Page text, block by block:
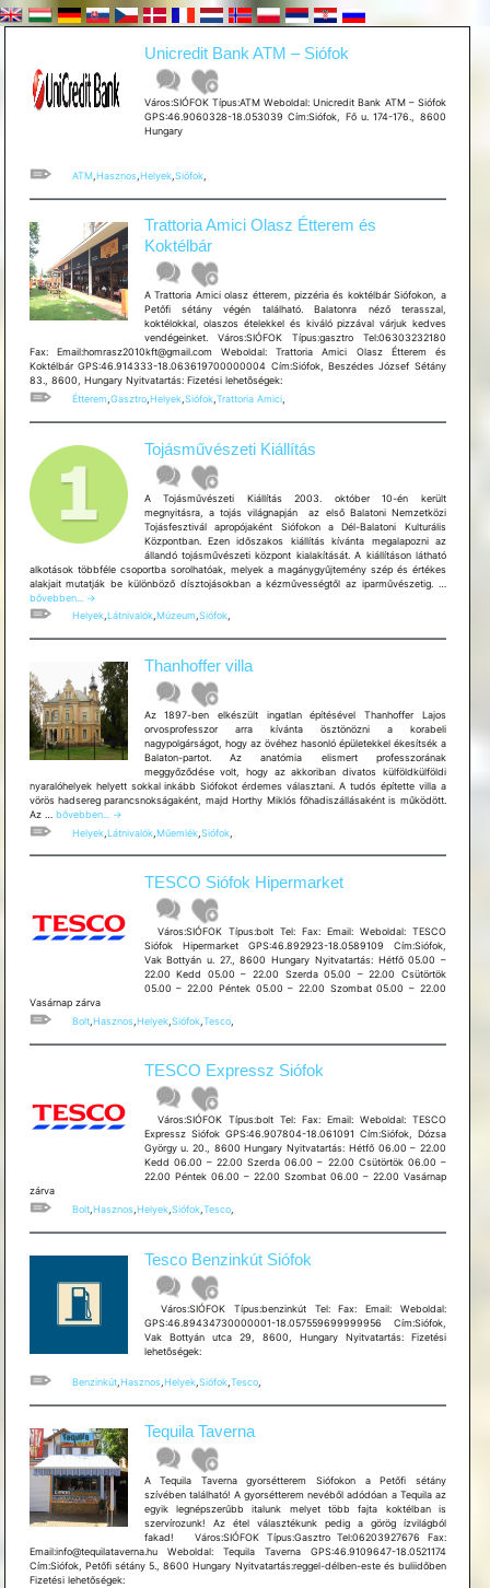
Unicredit Bank ATM – Siófok
Város:SIÓFOK Típus:ATM Weboldal: Unicredit Bank ATM – Siófok
GPS:46.9060328-18.053039 Cím:Siófok, Fő u. 174-176., 8600
Hungary
ATM, Hasznos, Helyek, Siófok,
Trattoria Amici Olasz Étterem és
Koktélbár
A Trattoria Amici olasz étterem, pizzéria és koktélbár Siófokon, a
Petőfi sétány végén található. Balatonra néző terasszal,
koktélokkal, olaszos ételekkel és kiváló pizzával várjuk kedves
vendégeinket. Város:SIÓFOK Típus:gasztro Tel:06303232180
Fax: Email:homrasz2010kft@gmail.com Weboldal: Trattoria Amici Olasz Étterem és
Koktélbár GPS:46.914333-18.063619700000004 Cím:Siófok, Beszédes József Sétány
83., 8600, Hungary Nyitvatartás: Fizetési lehetõségek:
Étterem Gasztro, Helyek, Siófok, Trattoria Amici,
Tojásművészeti Kiállítás
A Tojásművészeti Kiállítás 2003. október 10­-én került
megnyitásra, a tojás világnapján ­ az első Balatoni Nemzetközi
Tojásfesztivál apropójaként Siófokon a Dél-Balatoni Kulturális
Központban. Ezen időszakos kiállítás kívánta megalapozni az
állandó tojásművészeti központ kialakítását. A kiállításon látható
alkotások többféle csoportba sorolhatóak, melyek a magánygyűjtemény szép és értékes
alakjait mutatják be különböző dísztojásokban a kézművességtől az iparművészetig. …
bővebben...
→
Helyek,Látnivalók,Múzeum,Siófok,
Thanhoffer villa
Az 1897-ben elkészült ingatlan építésével Thanhoffer Lajos
orvosprofesszor arra kívánta ösztönözni a korabeli
nagypolgárságot, hogy az övéhez hasonló épületekkel ékesítsék a
Balaton-partot. Az anatómia elismert professzorának
meggyőződése volt, hogy az akkoriban divatos külföldkülföldi
nyaralóhelyek helyett sokkal inkább Siófokot érdemes választani. A tudós építette villa a
vörös hadsereg parancsnokságaként, majd Horthy Miklós főhadiszállásaként is működött.
Az … Thanhoffer
bővebben...
→
Helyek, Látnivalók, Műemlék, Siófok,
TESCO Siófok Hipermarket
Város:SIÓFOK Típus:bolt Tel: Fax: Email: Weboldal: TESCO
Siófok Hipermarket GPS:46.892923-18.0589109 Cím:Siófok,
Vak Bottyán u. 27., 8600 Hungary Nyitvatartás: Hétfő 05.00 –
22.00 Kedd 05.00 – 22.00 Szerda 05.00 – 22.00 Csütörtök
05.00 – 22.00 Péntek 05.00 – 22.00 Szombat 05.00 – 22.00
Vasárnap zárva
Bolt, Hasznos, Helyek, Siófok, Tesco,
TESCO Expressz Siófok
Város:SIÓFOK Típus:bolt Tel: Fax: Email: Weboldal: TESCO
Expressz Siófok GPS:46.907804-18.061091 Cím:Siófok, Dózsa
György u. 20., 8600 Hungary Nyitvatartás: Hétfő 06.00 – 22.00
Kedd 06.00 – 22.00 Szerda 06.00 – 22.00 Csütörtök 06.00 –
22.00 Péntek 06.00 – 22.00 Szombat 06.00 – 22.00 Vasárnap
zárva
Bolt, Hasznos, Helyek, Siófok, Tesco,
Tesco Benzinkút Siófok
Város:SIÓFOK Típus:benzinkút Tel: Fax: Email: Weboldal:
GPS:46.89434730000001-18.057559699999956 Cím:Siófok,
Vak Bottyán utca 29, 8600, Hungary Nyitvatartás: Fizetési
lehetõségek:
Benzinkút, Hasznos, Helyek, Siófok, Tesco,
Tequila Taverna
A Tequila Taverna gyorsétterem Siófokon a Petőfi sétány
szívében található! A gyorsétterem nevéből adódóan a Tequila az
egyik legnépszerűbb italunk melyet több fajta koktélban is
szervírozunk! Az étel választékunk pedig a görög ízvilágból
fakad! Város:SIÓFOK Típus:Gasztro Tel:06203927676 Fax:
Email:info@tequilataverna.hu Weboldal: Tequila Taverna GPS:46.9109647-18.0521174
Cím:Siófok, Petőfi sétány 5., 8600 Hungary Nyitvatartás:reggel-délben-este és buliidőben
Fizetési lehetőségek: